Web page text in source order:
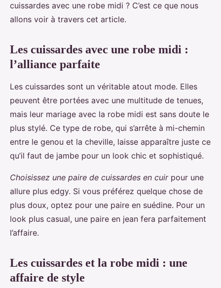
cuissardes avec une robe midi ? C’est ce que nous
allons voir à travers cet article.
Les cuissardes avec une robe midi :
l’alliance parfaite
Les cuissardes sont un véritable atout mode. Elles
peuvent être portées avec une multitude de tenues,
mais leur mariage avec la robe midi est sans doute le
plus stylé. Ce type de robe, qui s’arrête à mi-chemin
entre le genou et la cheville, laisse apparaître juste ce
qu’il faut de jambe pour un look chic et sophistiqué.
Choisissez une paire de cuissardes en cuirpour une
allure plus edgy. Si vous préférez quelque chose de
plus doux, optez pour une paire en suédine. Pour un
look plus casual, une paire en jean fera parfaitement
l’affaire.
Les cuissardes et la robe midi : une
affaire de style